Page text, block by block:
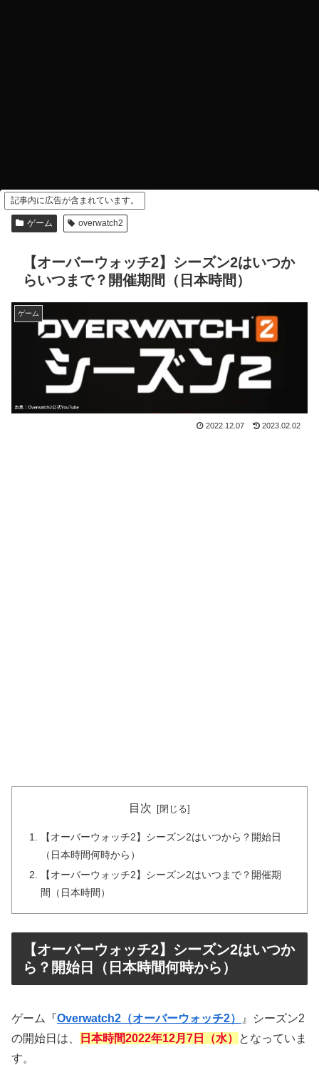
記事内に広告が含まれています。
ゲーム overwatch2
【オーバーウォッチ2】シーズン2はいつか
らいつまで？開催期間（日本時間）
ゲーム
2022.12.07 2023.02.02
目次
【オーバーウォッチ2】シーズン2はいつから？開始日
（日本時間何時から）
【オーバーウォッチ2】シーズン2はいつまで？開催期
間（日本時間）
【オーバーウォッチ2】シーズン2はいつか
ら？開始日（日本時間何時から）
ゲーム『Overwatch2（オーバーウォッチ2）
』シーズン2
の開始日は、
日本時間2022年12月7日（水）
となっていま
す。